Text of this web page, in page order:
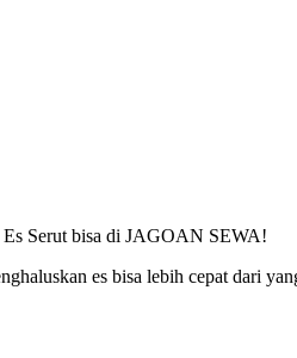
Es Serut bisa di JAGOAN SEWA!
es bisa lebih cepat dari